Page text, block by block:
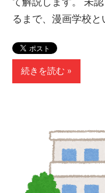
るまで、漫画学校
続きを読む